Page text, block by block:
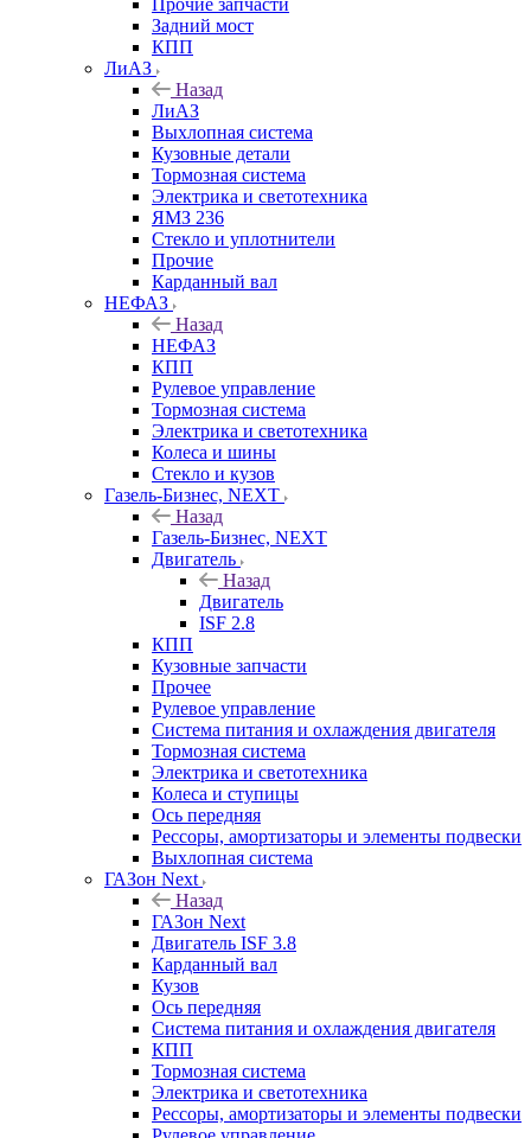
Прочие запчасти
Задний мост
КПП
ЛиАЗ
Назад
ЛиАЗ
Выхлопная система
Кузовные детали
Тормозная система
Электрика и светотехника
ЯМЗ 236
Стекло и уплотнители
Прочие
Карданный вал
НЕФАЗ
Назад
НЕФАЗ
КПП
Рулевое управление
Тормозная система
Электрика и светотехника
Колеса и шины
Стекло и кузов
Газель-Бизнес, NEXT
Назад
Газель-Бизнес, NEXT
Двигатель
Назад
Двигатель
ISF 2.8
КПП
Кузовные запчасти
Прочее
Рулевое управление
Система питания и охлаждения двигателя
Тормозная система
Электрика и светотехника
Колеса и ступицы
Ось передняя
Рессоры, амортизаторы и элементы подвески
Выхлопная система
ГАЗон Next
Назад
ГАЗон Next
Двигатель ISF 3.8
Карданный вал
Кузов
Ось передняя
Система питания и охлаждения двигателя
КПП
Тормозная система
Электрика и светотехника
Рессоры, амортизаторы и элементы подвески